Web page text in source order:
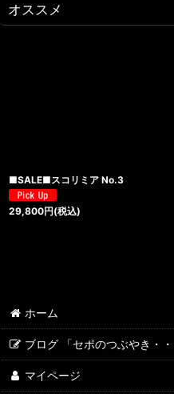
オススメ
■SALE■スコリミア No.3
29,800円(税込)
ホーム
ブログ 「セポのつぶやき・・
マイページ